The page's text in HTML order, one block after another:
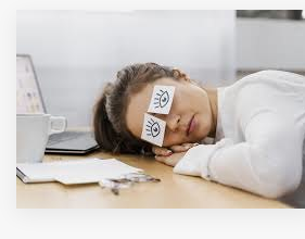
Inviateci le vostre segnalazioni
Iscriviti alla newsletter